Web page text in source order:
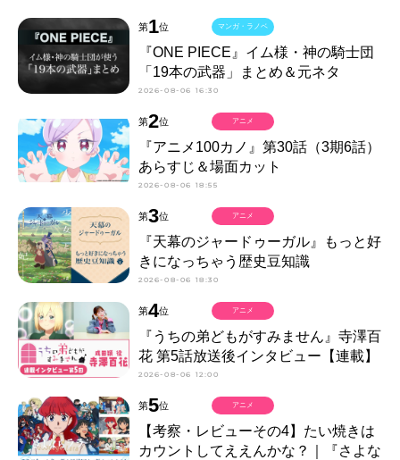
第1位
『ONE PIECE』イム様・神の騎士団
「19本の武器」まとめ＆元ネタ
2026-08-06 16:30
マンガ・ラノベ
第2位
『アニメ100カノ』第30話（3期6話）
あらすじ＆場面カット
2026-08-06 18:55
アニメ
第3位
『天幕のジャードゥーガル』もっと好
きになっちゃう歴史豆知識
2026-08-06 18:30
アニメ
第4位
『うちの弟どもがすみません』寺澤百
花 第5話放送後インタビュー【連載】
2026-08-06 12:00
アニメ
第5位
【考察・レビューその4】たい焼きは
カウントしてええんかな？｜『さよな
アニメ